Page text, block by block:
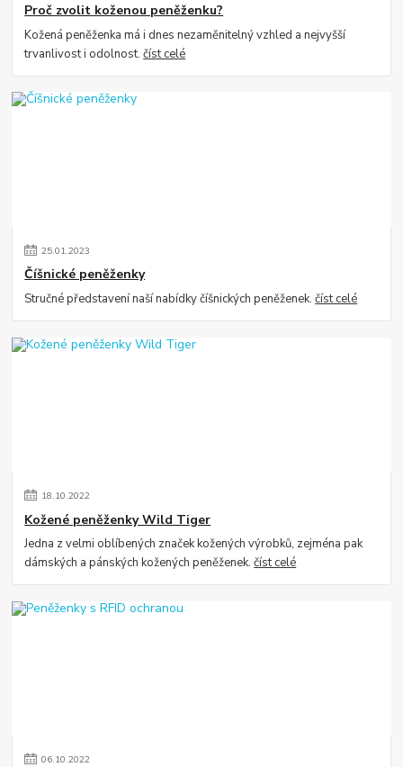
Proč zvolit koženou peněženku?
Kožená peněženka má i dnes nezaměnitelný vzhled a nejvyšší
trvanlivost i odolnost.číst celé
25.01.2023
Číšnické peněženky
Stručné představení naší nabídky číšnických peněženek.číst celé
18.10.2022
Kožené peněženky Wild Tiger
Jedna z velmi oblíbených značek kožených výrobků, zejména pak
dámských a pánských kožených peněženek.číst celé
06.10.2022